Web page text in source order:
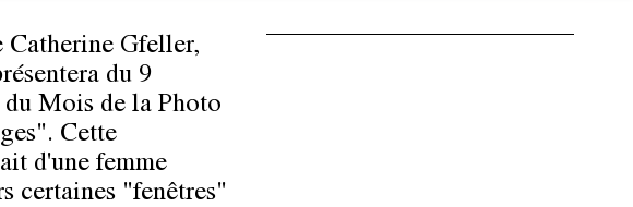
Catherine Gfeller,
du 9
du Mois de la Photo
Cette
d'une femme
certaines "fenêtres"